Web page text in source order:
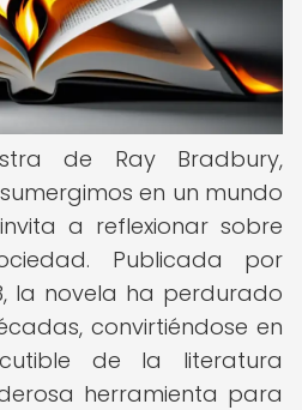
de Ray Bradbury,
en un mundo
a reflexionar sobre
Publicada por
la novela ha perdurado
convirtiéndose en
de la literatura
herramienta para